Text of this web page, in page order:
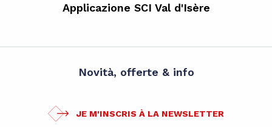
Applicazione SCI Val d'Isère
Novità, offerte & info
JE M'INSCRIS À LA NEWSLETTER